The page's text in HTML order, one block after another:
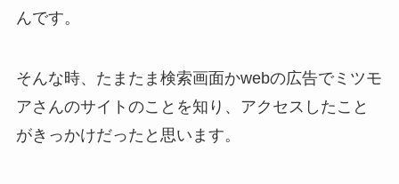
んです。
そんな時、たまたま検索画面かwebの広告でミツモ
アさんのサイトのことを知り、アクセスしたこと
がきっかけだったと思います。